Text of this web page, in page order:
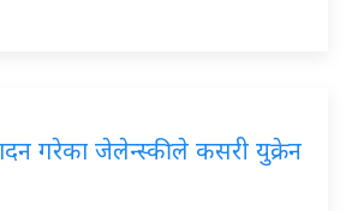
गरेका जेलेन्स्कीले कसरी युक्रेन